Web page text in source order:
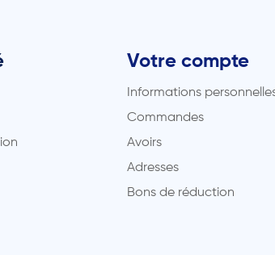
Votre compte
Informations
Commandes
Avoirs
Adresses
Bons de réduction